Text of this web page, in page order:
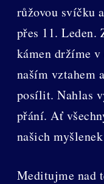
růžovou svíčku
přes 11.
kámen držíme v
naším vztahem
posílit. Nahlas
přání. Ať
našich
Meditujme nad